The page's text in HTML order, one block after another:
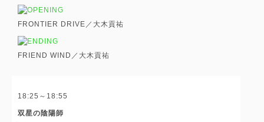
FRONTIER DRIVE／大木貢祐
FRIEND WIND／大木貢祐
18:25～18:55
双星の陰陽師